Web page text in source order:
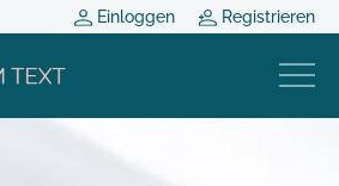
Einloggen Registrieren